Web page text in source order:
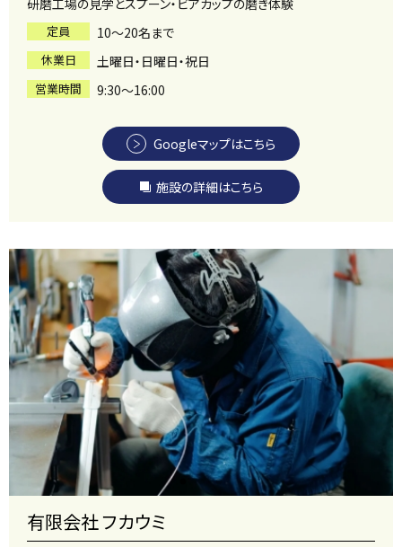
定員 10～20名まで
休業日 土曜日・日曜日・祝日
営業時間 9:30～16:00
Googleマップはこちら
施設の詳細はこちら
有限会社 フカウミ